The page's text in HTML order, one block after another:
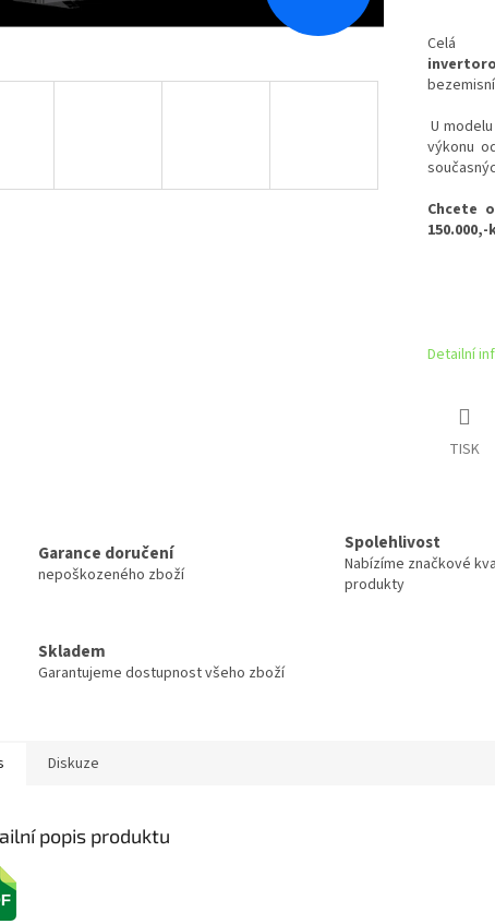
U
výkonu
Chcete
Detailní
TISK
Garance doručení
nepoškozeného zboží
Spolehlivost
Nabízíme značkové
produkty
Skladem
Garantujeme dostupnost všeho zboží
Diskuze
popis produktu